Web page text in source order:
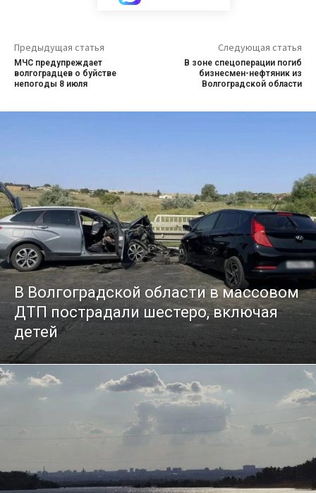
Предыдущая статья
МЧС предупреждает
волгоградцев о буйстве
непогоды 8 июля
Следующая статья
В зоне спецоперации погиб
бизнесмен-нефтяник из
Волгоградской области
В Волгоградской области в массовом
ДТП пострадали шестеро, включая
детей